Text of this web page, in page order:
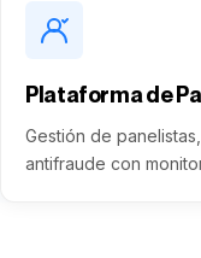
Plataforma de
Gestión de
antifraude con